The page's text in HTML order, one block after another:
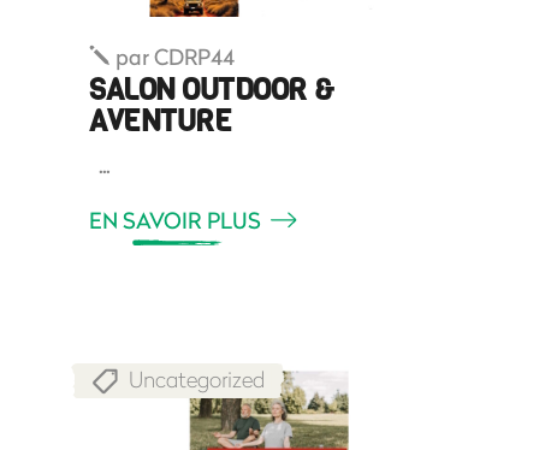
parCDRP44
SALON OUTDOOR &
AVENTURE
EN SAVOIR PLUS
Uncategorized